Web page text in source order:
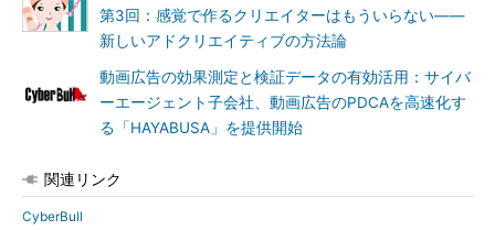
第3回：感覚で作るクリエイターはもういらない――
新しいアドクリエイティブの方法論
動画広告の効果測定と検証データの有効活用：サイバ
ーエージェント子会社、動画広告のPDCAを高速化す
る「HAYABUSA」を提供開始
関連リンク
CyberBull